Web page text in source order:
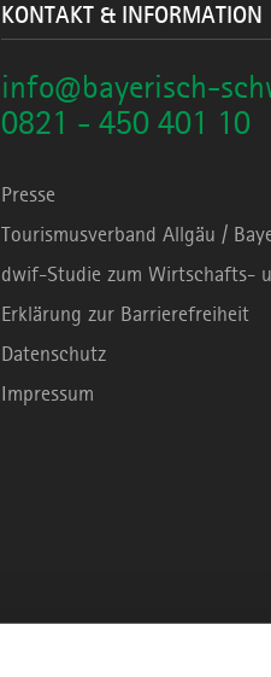
KONTAKT & INFORMATION
info@bayerisch-
0821 - 450 401 10
Presse
Tourismusverband Allgäu /
dwif-Studie zum Wirtschafts-
Erklärung zur Barrierefreiheit
Datenschutz
Impressum